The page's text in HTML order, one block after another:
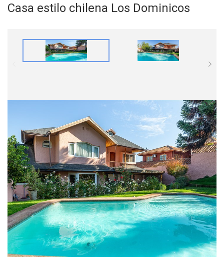
Casa estilo chilena Los Dominicos